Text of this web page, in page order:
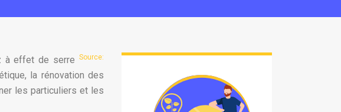
à effet de serre Source:
la rénovation des
les particuliers et les